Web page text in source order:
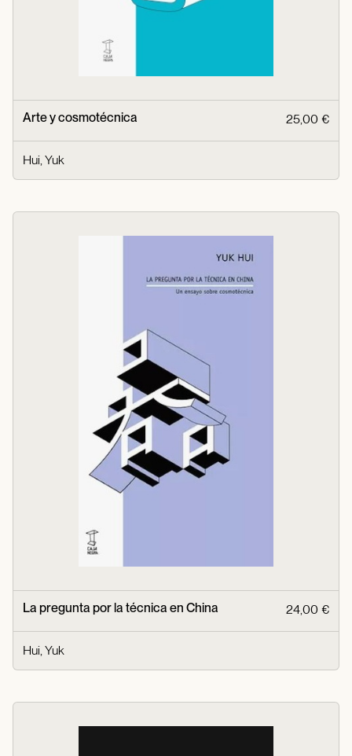
Arte y cosmotécnica 25,00 €
Hui, Yuk
La pregunta por la técnica en China 24,00 €
Hui, Yuk